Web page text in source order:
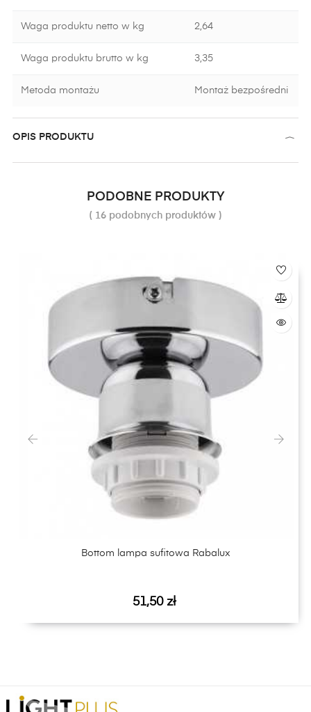
Waga produktu netto w kg 2,64
Waga produktu brutto w kg 3,35
Metoda montażu Montaż bezpośredni
OPIS PRODUKTU
PODOBNE PRODUKTY
( 16 podobnych produktów )
Bottom lampa sufitowa Rabalux
Cena
51,50 zł